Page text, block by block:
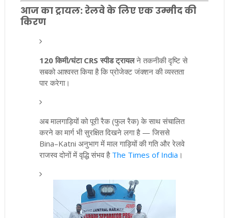
आज का ट्रायल: रेलवे के लिए एक उम्मीद की
किरण
120 किमी/घंटा CRS स्पीड ट्रायलने तकनीकी दृष्टि से
सबको आश्वस्त किया है कि प्रोजेक्ट जंक्शन की व्यस्तता
पार करेगा।
अब मालगाड़ियों को पूरी रैक (फुल रैक) के साथ संचालित
करने का मार्ग भी सुरक्षित दिखने लगा है — जिससे
Bina–Katni अनुभाग में माल गाड़ियों की गति और रेलवे
राजस्व दोनों में वृद्धि संभव है The Times of India ।